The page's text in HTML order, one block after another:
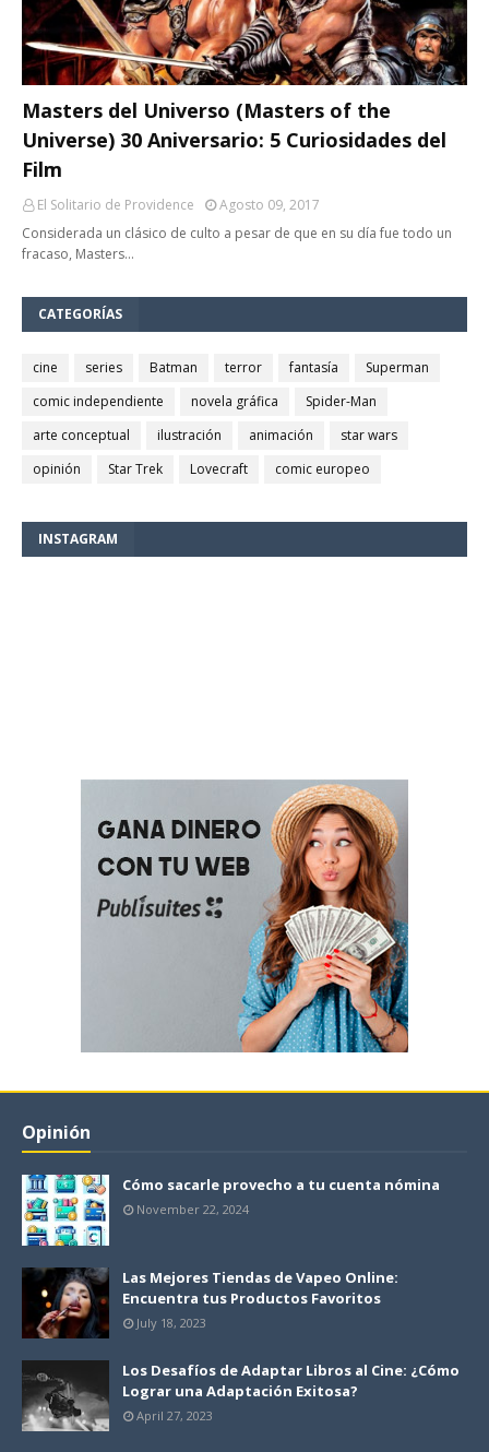
Masters del Universo (Masters of the
Universe) 30 Aniversario: 5 Curiosidades del
Film
El Solitario de Providence
Agosto 09, 2017
Considerada un clásico de culto a pesar de que en su día fue todo un
fracaso, Masters…
CATEGORÍAS
cine series Batman terror fantasía
Superman
comic independiente
novela gráfica
Spider-Man
arte conceptual
ilustración animación
star wars
opinión
Star Trek Lovecraft comic europeo
INSTAGRAM
Opinión
Cómo sacarle provecho a tu cuenta nómina
November 22, 2024
Las Mejores Tiendas de Vapeo Online:
Encuentra tus Productos Favoritos
July 18, 2023
Los Desafíos de Adaptar Libros al Cine: ¿Cómo
Lograr una Adaptación Exitosa?
April 27, 2023